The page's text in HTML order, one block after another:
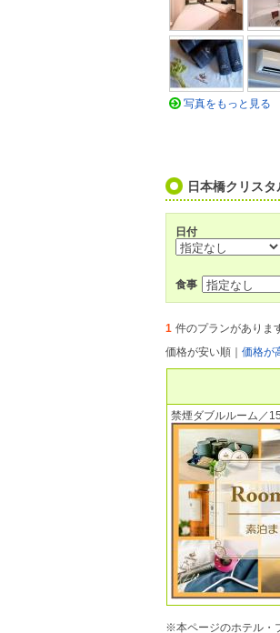
写真をもっと見る
日本橋クリス
日付
食事
1 件のプランがありま
価格が安い順
価格が
禁煙ダブルルーム／
※本ページのホテル・